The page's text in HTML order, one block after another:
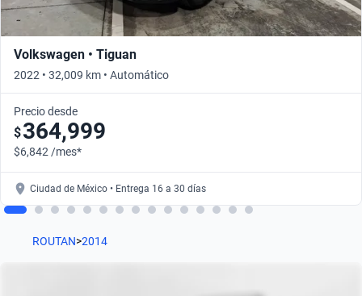
Volkswagen • Tiguan
2022 • 32,009 km • Automático
Precio desde
$364,999
$6,842 /mes*
Ciudad de México • Entrega 16 a 30 días
ROUTAN>2014